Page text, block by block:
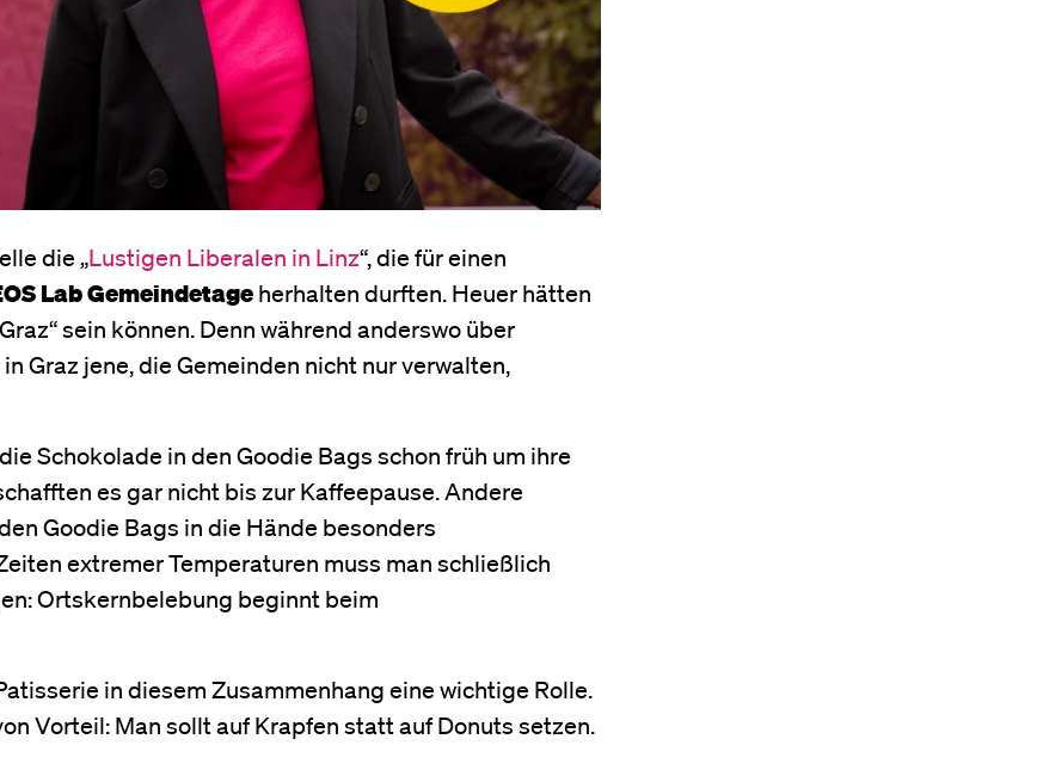
die „Lustigen Liberalen in Linz“, die für einen
LabGemeindetageherhalten durften. Heuer hätten
sein können. Denn während anderswo über
Graz jene, die Gemeinden nicht nur verwalten,
Schokolade in den Goodie Bags schon früh um ihre
es gar nicht bis zur Kaffeepause. Andere
Goodie Bags in die Hände besonders
extremer Temperaturen muss man schließlich
Ortskernbelebung beginnt beim
in diesem Zusammenhang eine wichtige Rolle.
Vorteil: Man sollt auf Krapfen statt auf Donuts setzen.